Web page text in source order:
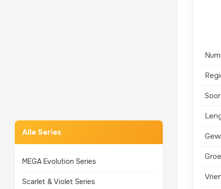
Alle Series
MEGA Evolution Series
Scarlet & Violet Series